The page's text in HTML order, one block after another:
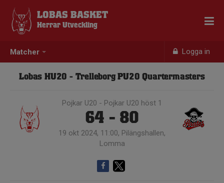
Matcher Logga in
LOBAS BASKET
Herrar Utveckling
Lobas HU20 - Trelleborg PU20 Quartermasters
Pojkar U20 - Pojkar U20 höst 1
64 - 80
19 okt 2024, 11:00, Pilängshallen,
Lomma